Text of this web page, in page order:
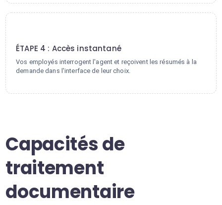
ÉTAPE 4 : Accès instantané
Vos employés interrogent l'agent et reçoivent les résumés à la
demande dans l'interface de leur choix.
Capacités de
traitement
documentaire